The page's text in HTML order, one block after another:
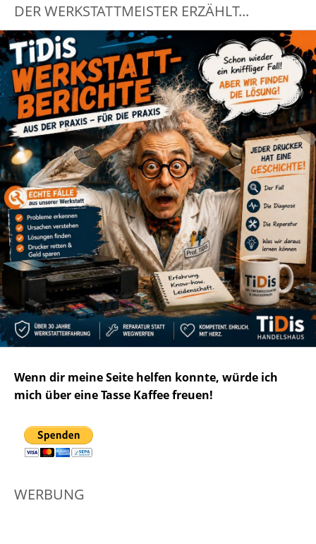
DER WERKSTATTMEISTER ERZÄHLT...
Wenn dir meine Seite helfen konnte, würde ich
mich über eine Tasse Kaffee freuen!
WERBUNG